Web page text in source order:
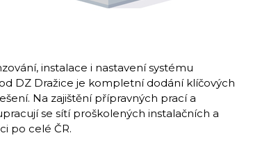
instalace i nastavení systému
DZ Dražice je kompletní dodání klíčových
Na zajištění přípravných prací a
se sítí proškolených instalačních a
po celé ČR.